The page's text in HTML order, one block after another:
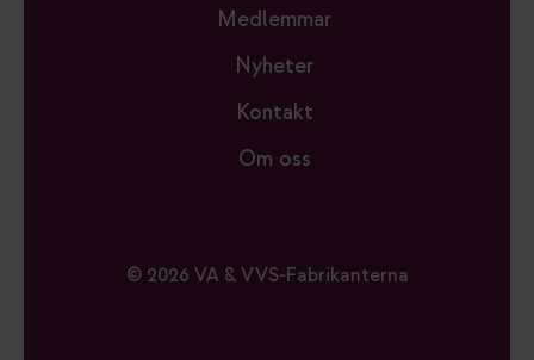
Medlemmar
Nyheter
Kontakt
Om oss
© 2026 VA & VVS-Fabrikanterna